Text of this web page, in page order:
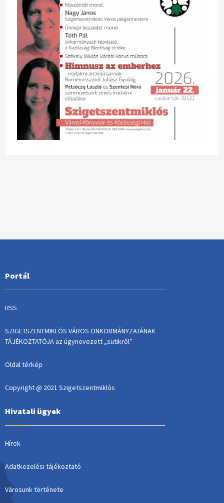
Portál
RSS
SZIGETSZENTMIKLÓS VÁROS ÖNKORMÁNYZATÁNAK
TÁJÉKOZTATÓJA az úgynevezett „sütikről”
Oldal térkép
Copyright @ 2021 Szigetszentmiklós
Hivatali ügyek
Hírek
Adatkezelési tájékoztató
Városunk története